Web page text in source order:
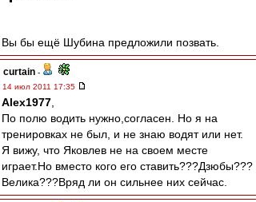
Вы бы ещё Шубина предложили позвать.
curtain -
14 июл 2011 17:35
Alex1977
По полю водить нужно,согласен. Но я на
тренировках не был, и не знаю водят или нет.
Я вижу, что Яковлев не на своем месте
играет.Но вместо кого его ставить???Дзюбы???
Велика???Вряд ли он сильнее них сейчас.